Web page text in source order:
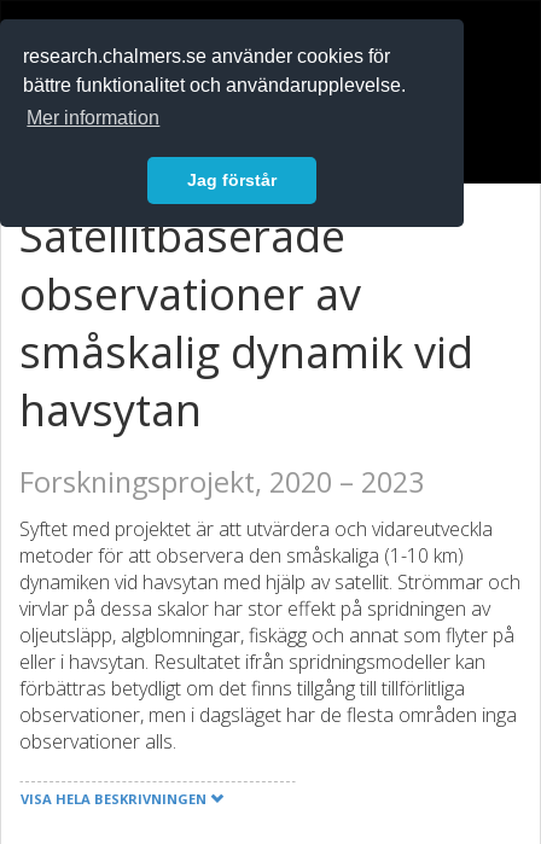
research.chalmers.se använder cookies för
bättre funktionalitet och användarupplevelse.
Mer information
Jag förstår
Satellitbaserade
observationer av
småskalig dynamik vid
havsytan
Forskningsprojekt, 2020 – 2023
Syftet med projektet är att utvärdera och vidareutveckla
metoder för att observera den småskaliga (1-10 km)
dynamiken vid havsytan med hjälp av satellit. Strömmar och
virvlar på dessa skalor har stor effekt på spridningen av
oljeutsläpp, algblomningar, fiskägg och annat som flyter på
eller i havsytan. Resultatet ifrån spridningsmodeller kan
förbättras betydligt om det finns tillgång till tillförlitliga
observationer, men i dagsläget har de flesta områden inga
observationer alls.
Med satellit kan man samla in data ifrån stora områden,
men upplösningen hos dagens satellitbaserade
VISA HELA BESKRIVNINGEN